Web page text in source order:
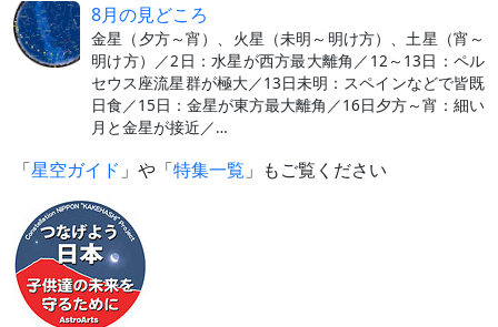
8月の見どころ
金星（夕方～宵）、火星（未明～明け方）、土星（宵～
明け方）／2日：水星が西方最大離角／12～13日：ペル
セウス座流星群が極大／13日未明：スペインなどで皆既
日食／15日：金星が東方最大離角／16日夕方～宵：細い
月と金星が接近／…
「星空ガイド 」や「特集一覧 」もご覧ください